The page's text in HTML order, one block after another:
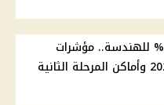
92.8% للطب و87.9% للهندسة.. مؤشرات